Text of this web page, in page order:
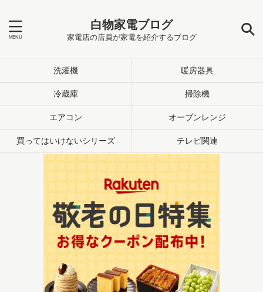
白物家電ブログ
家電店の店員が家電を紹介するブログ
洗濯機 暖房器具
冷蔵庫 掃除機
エアコン オーブンレンジ
買ってはいけないシリーズ テレビ関連